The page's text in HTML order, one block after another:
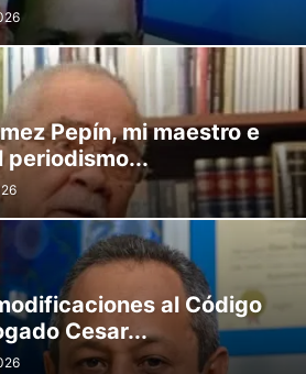
Pepín, mi maestro e
periodismo...
al Código
Cesar...